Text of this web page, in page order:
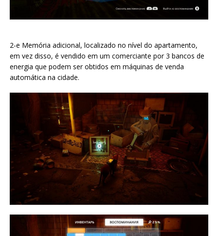
2-e Memória adicional, localizado no nível do apartamento,
em vez disso, é vendido em um comerciante por 3 bancos de
energia que podem ser obtidos em máquinas de venda
automática na cidade.